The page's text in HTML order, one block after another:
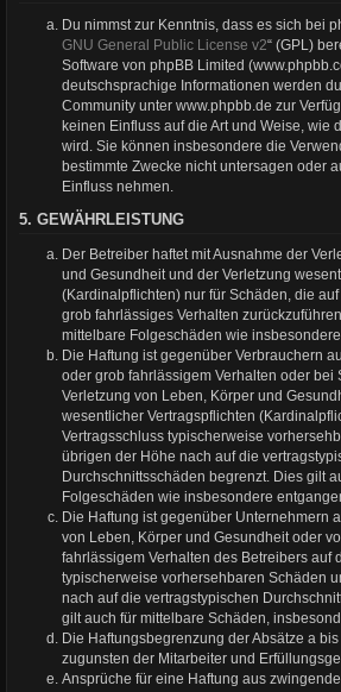
Du nimmst zur Kenntnis, dass es sich bei
GNU General Public License v2“ (GPL)
Software von phpBB Limited
deutschsprachige Informationen werden
Community unter www.phpbb.de zur
keinen Einfluss auf die Art und Weise, wie
wird. Sie können insbesondere die
bestimmte Zwecke nicht untersagen oder
Einfluss nehmen.
5. GEWÄHRLEISTUNG
Der Betreiber haftet mit Ausnahme der
und Gesundheit und der Verletzung
(Kardinalpflichten) nur für Schäden, die
grob fahrlässiges Verhalten
mittelbare Folgeschäden wie
Die Haftung ist gegenüber Verbrauchern
oder grob fahrlässigem Verhalten oder bei
Verletzung von Leben, Körper und
wesentlicher Vertragspflichten
Vertragsschluss typischerweise
übrigen der Höhe nach auf die
Durchschnittsschäden begrenzt. Dies gilt
Folgeschäden wie insbesondere
Die Haftung ist gegenüber Unternehmern
von Leben, Körper und Gesundheit oder
fahrlässigem Verhalten des Betreibers auf
typischerweise vorhersehbaren Schäden
nach auf die vertragstypischen
gilt auch für mittelbare Schäden,
Die Haftungsbegrenzung der Absätze a
zugunsten der Mitarbeiter und
Ansprüche für eine Haftung aus